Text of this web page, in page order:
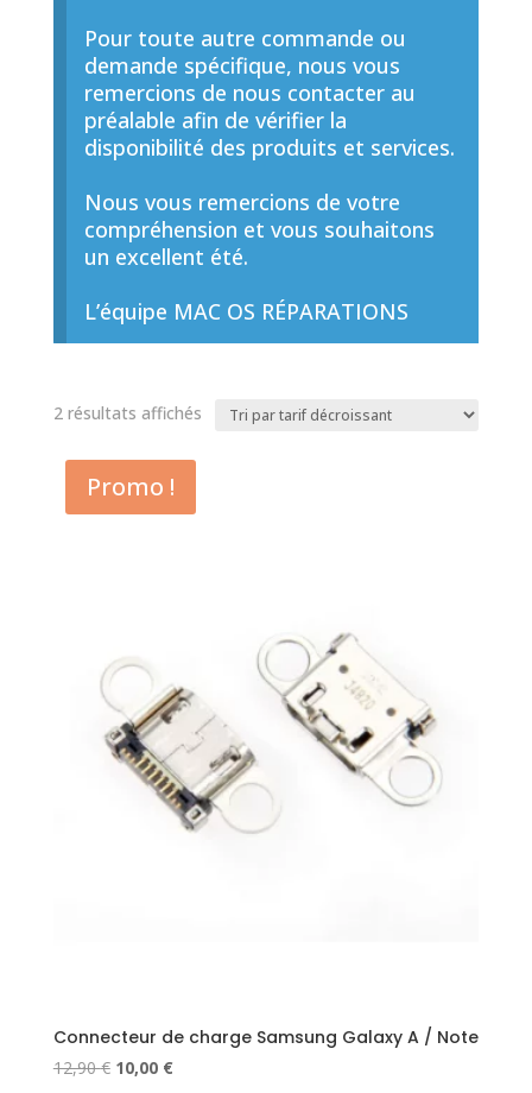
Pour toute autre commande ou
demande spécifique, nous vous
remercions de nous contacter au
préalable afin de vérifier la
disponibilité des produits et services.
Nous vous remercions de votre
compréhension et vous souhaitons
un excellent été.
L’équipe MAC OS RÉPARATIONS
2 résultats affichésTrié
Promo !
Connecteur de charge Samsung Galaxy A / Note
12,90€ Le
10,00 €Le